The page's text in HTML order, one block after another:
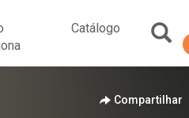
Catálogo
Compartilhar